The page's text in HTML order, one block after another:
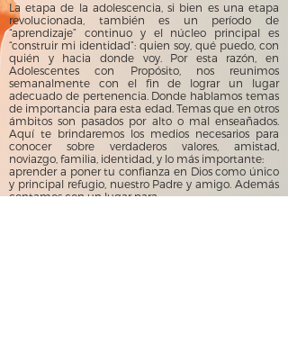
La etapa de la adolescencia, si bien es una etapa
revolucionada, también es un período de
“aprendizaje” continuo y el núcleo principal es
“construir mi identidad”: quien soy, qué puedo, con
quién y hacia donde voy. Por esta razón, en
Adolescentes con Propósito, nos reunimos
semanalmente con el fin de lograr un lugar
adecuado de pertenencia. Donde hablamos temas
de importancia para esta edad. Temas que en otros
ámbitos son pasados por alto o mal enseañados.
Aquí te brindaremos los medios necesarios para
conocer sobre verdaderos valores, amistad,
noviazgo, familia, identidad, y lo más importante:
aprender a poner tu confianza en Dios como único
y principal refugio, nuestro Padre y amigo. Además
contamos con un lugar para: